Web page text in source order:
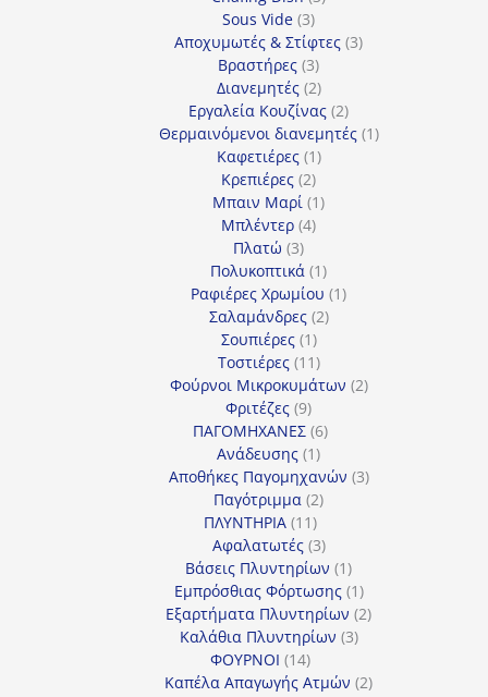
Sous Vide 33
προϊόντα
Αποχυμωτές & Στίφτες 33
Βραστήρες 33
προϊόντα
Διανεμητές 22
προϊόντα
Εργαλεία Κουζίνας 22
προϊόντα
Θερμαινόμενοι διανεμητές 11
Καφετιέρες 11
προϊόν
Κρεπιέρες 22
προϊόντα
Μπαιν Μαρί 11
Μπλέντερ 44
Πλατώ 33
προϊόντα
Πολυκοπτικά 11
προϊόν
Ραφιέρες Χρωμίου 11
Σαλαμάνδρες 22
Σουπιέρες 11
προϊόν
Τοστιέρες 1111
προϊόντα
Φούρνοι Μικροκυμάτων 22
Φριτέζες 99
προϊόντα
ΠΑΓΟΜΗΧΑΝΕΣ 66
Ανάδευσης 11
προϊόν
Αποθήκες Παγομηχανών 33
Παγότριμμα 22
ΠΛΥΝΤΗΡΙΑ 1111
προϊόντα
Αφαλατωτές 33
προϊόντα
Βάσεις Πλυντηρίων 11
προϊόν
Εμπρόσθιας Φόρτωσης 11
προϊόν
Εξαρτήματα Πλυντηρίων 22
Καλάθια Πλυντηρίων 33
ΦΟΥΡΝΟΙ 1414
προϊόντα
Καπέλα Απαγωγής Ατμών 22